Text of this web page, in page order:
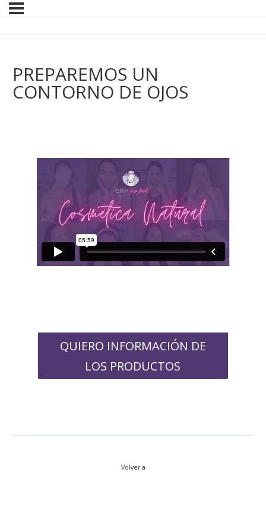
PREPAREMOS UN
CONTORNO DE OJOS
QUIERO INFORMACIÓN DE
LOS PRODUCTOS
Volver a